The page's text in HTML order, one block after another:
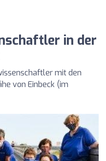
in der
mit den
von Einbeck (im